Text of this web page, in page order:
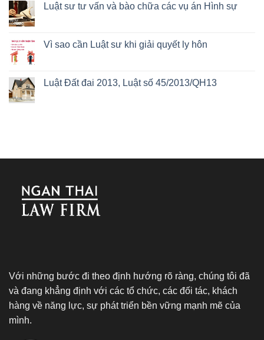
Luật sư tư vấn và bào chữa các vụ án Hình sự
Vì sao cần Luật sư khi giải quyết ly hôn
Luật Đất đai 2013, Luật số 45/2013/QH13
Với những bước đi theo định hướng rõ ràng, chúng tôi đã
và đang khẳng định với các tổ chức, các đối tác, khách
hàng về năng lực, sự phát triển bền vững mạnh mẽ của
mình.